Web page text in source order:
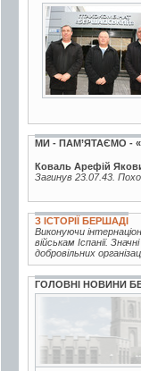
3 фото
МИ - ПАМ’ЯТАЄМО - «
Коваль Арефій
Загинув 23.07.43.
З ІСТОРІЇ БЕРШАДІ
Виконуючи
військам Іспанії.
добровільних
ГОЛОВНІ НОВИНИ